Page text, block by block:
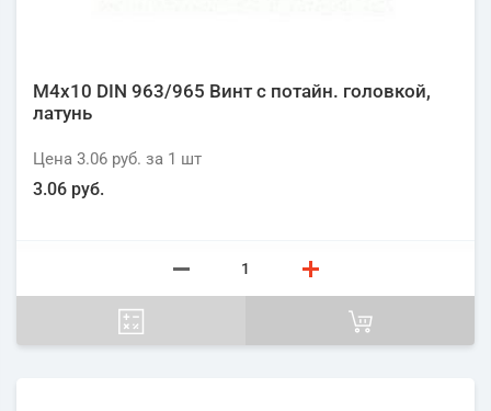
М4х10 DIN 963/965 Винт с потайн. головкой,
латунь
Цена 3.06 руб. за 1 шт
3.06 руб.